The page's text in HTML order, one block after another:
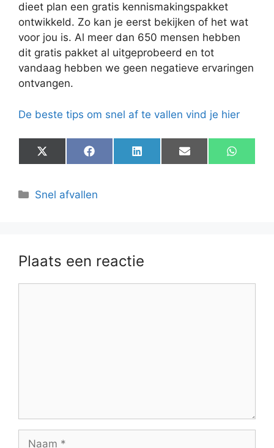
dieet plan een gratis kennismakingspakket
ontwikkeld. Zo kan je eerst bekijken of het wat
voor jou is. Al meer dan 650 mensen hebben
dit gratis pakket al uitgeprobeerd en tot
vandaag hebben we geen negatieve ervaringen
ontvangen.
De beste tips om snel af te vallen vind je hier
Share
on
Share
on
Share
on
Share
on
Share
on
Categorieën
Snel afvallen
Plaats een reactie
Naam